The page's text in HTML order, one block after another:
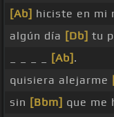
[Ab] hiciste en mi
algún día [Db] tu
[Ab] .
quisiera alejarme
sin [Bbm] que me